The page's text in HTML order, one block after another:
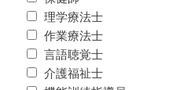
理学療法士
作業療法士
言語聴覚士
介護福祉士